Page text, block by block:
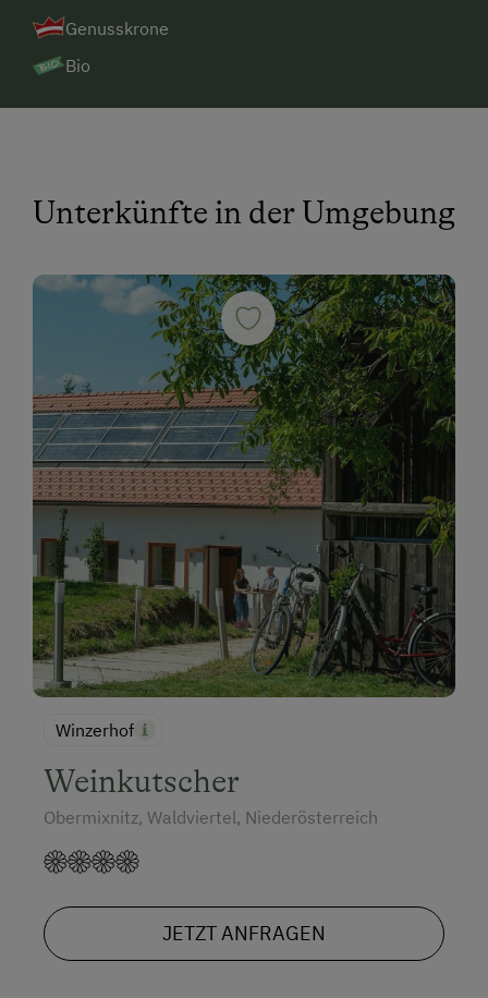
Genusskrone
Bio
Unterkünfte in der Umgebung
Winzerhof
Weinkutscher
Obermixnitz, Waldviertel, Niederösterreich
JETZT ANFRAGEN